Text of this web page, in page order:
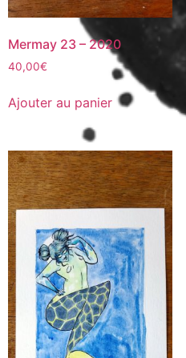
Mermay 23 – 2020
40,00€
Ajouter au panier